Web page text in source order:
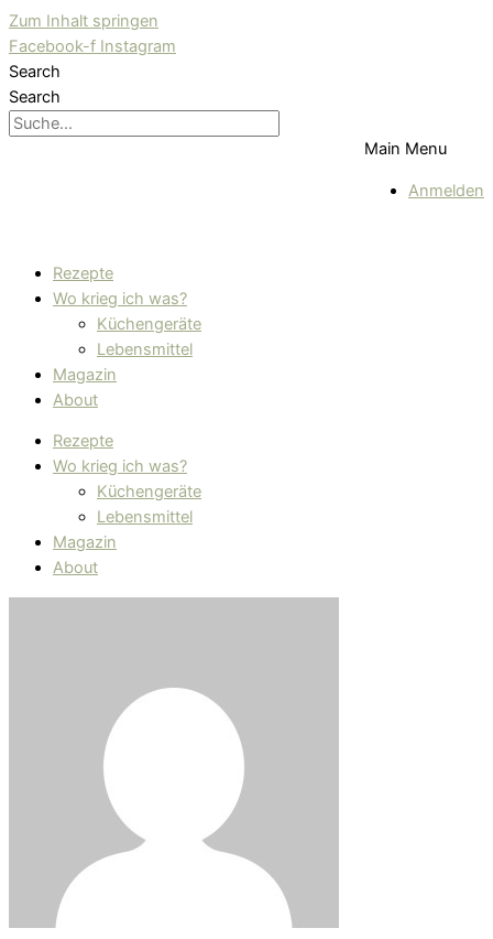
Zum Inhalt springen
Facebook-f Instagram
Search
Search
Main Menu
Anmelden
Rezepte
Wo krieg ich was?
Küchengeräte
Lebensmittel
Magazin
About
Rezepte
Wo krieg ich was?
Küchengeräte
Lebensmittel
Magazin
About